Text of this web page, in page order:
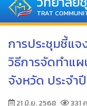
TRAT
การประชุมชี้แ
วิธีการจัดทำแ
จังหวัด ประจำ
21 มิ.ย. 2568
331